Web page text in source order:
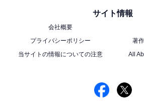
サイト情報
会社概要
プライバシーポリシー
著
当サイトの情報についての注意
All